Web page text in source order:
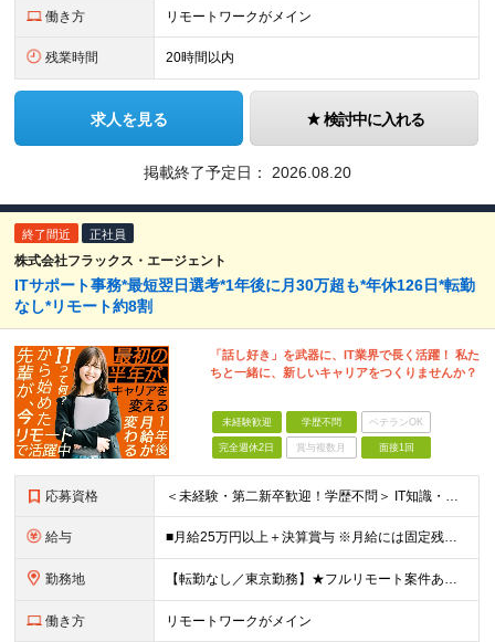
働き方 リモートワークがメイン
残業時間 20時間以内
求人を見る 検討中に入れる
掲載終了予定日： 2026.08.20
終了間近 正社員
株式会社フラックス・エージェント
ITサポート事務*最短翌日選考*1年後に月30万超も*年休126日*転勤
なし*リモート約8割
「話し好き」を武器に、IT業界で長く活躍！ 私た
ちと一緒に、新しいキャリアをつくりませんか？
未経験歓迎 学歴不問 ベテランOK
完全週休2日 賞与複数月 面接1回
応募資格 ＜未経験・第二新卒歓迎！学歴不問＞ IT知識・経験は一切問いません。人柄と意欲を最重視します。 ■社会人経験がある方（雇用形態・年数不問） 【求める人物像】 □素直さと成長意欲があり、新しい知識を
給与 ■月給25万円以上＋決算賞与 ※月給には固定残業代（月20時間分／3万4,722円以上）を含みます。 上記を超える時間外労働分は追加で支給します。 ※経験・スキルを考慮のうえ決定します。 ※試用期間
勤務地 【転勤なし／東京勤務】★フルリモート案件あり ■東京本社 東京都中央区新富1-15-6 小田ビル3F ※入社後3〜6ヶ月は東京23区内のお客様先へ出社しOJTを実施します。 業務に慣れてきたらリ
働き方 リモートワークがメイン